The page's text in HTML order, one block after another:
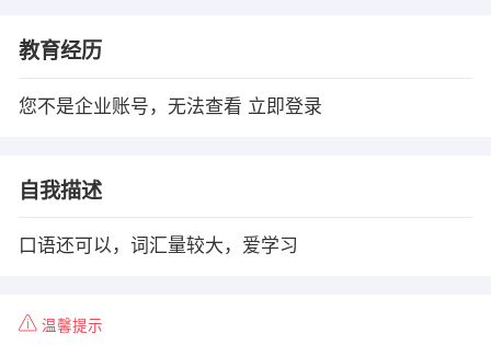
教育经历
您不是企业账号，无法查看 立即登录
自我描述
口语还可以，词汇量较大，爱学习
温馨提示